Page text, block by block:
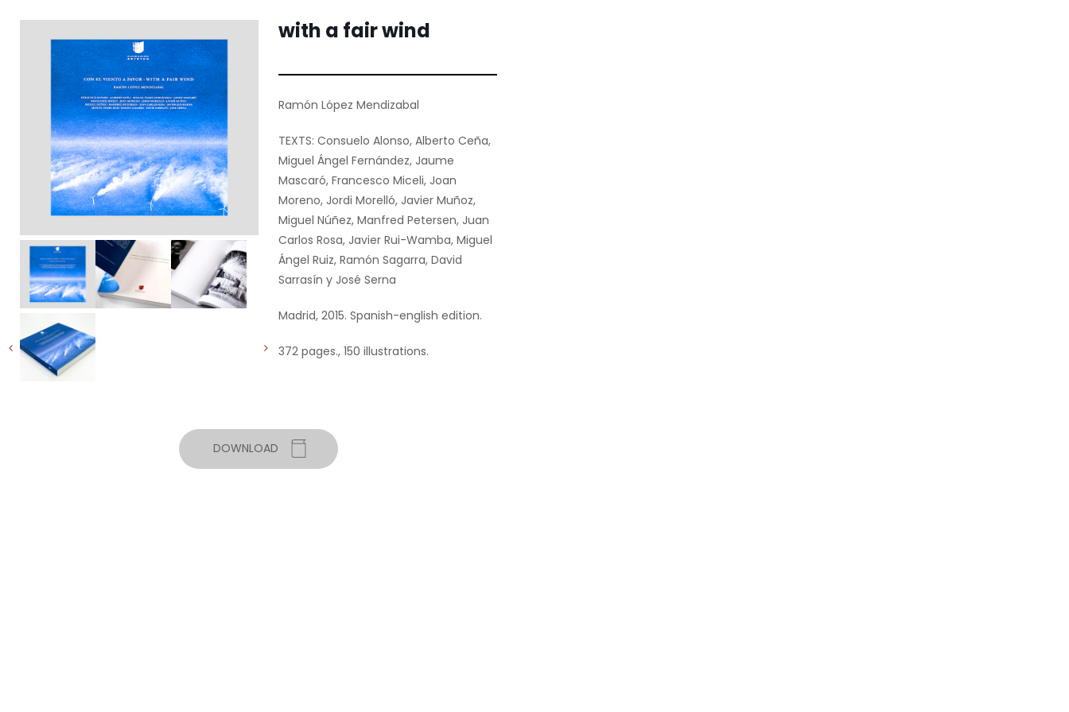
with a fair wind
Ramón López Mendizabal
TEXTS: Consuelo Alonso, Alberto Ceña,
Miguel Ángel Fernández, Jaume
Mascaró, Francesco Miceli, Joan
Moreno, Jordi Morelló, Javier Muñoz,
Miguel Núñez, Manfred Petersen, Juan
Carlos Rosa, Javier Rui-Wamba, Miguel
Ángel Ruiz, Ramón Sagarra, David
Sarrasín y José Serna
Madrid, 2015. Spanish-english edition.
372 pages., 150 illustrations.
DOWNLOAD